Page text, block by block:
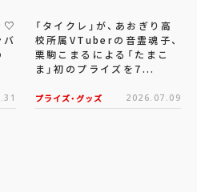
♡
バ
「タイクレ」が、あおぎり高
校所属VTuberの音霊魂子、
栗駒こまるによる「たまこ
ま」初のプライズを7...
プライズ・グッズ 2026.07.09